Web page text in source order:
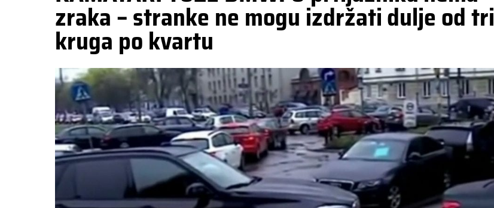
zraka – stranke ne mogu izdržati dulje od tri
kruga po kvartu